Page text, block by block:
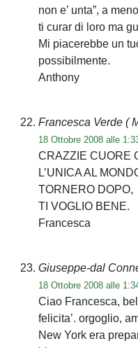
non e’ unta”, a
ti curar di loro ma
Mi piacerebbe un
possibilmente.
Anthony
Francesca Verde (
18 Ottobre 2008 alle
CRAZZIE CUORE
L’UNICA AL
TORNERO DOPO,
TI VOGLIO BENE.
Francesca
Giuseppe-dal
18 Ottobre 2008 alle
Ciao Francesca,
felicita’. orgoglio,
New York era